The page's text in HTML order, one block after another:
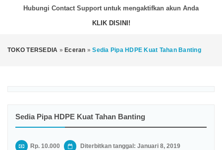
Hubungi Contact Support untuk mengaktifkan akun Anda
KLIK DISINI!
TOKO TERSEDIA » Eceran »Sedia Pipa HDPE Kuat Tahan Banting
Sedia Pipa HDPE Kuat Tahan Banting
Rp. 10.000 Diterbitkan tanggal: Januari 8, 2019